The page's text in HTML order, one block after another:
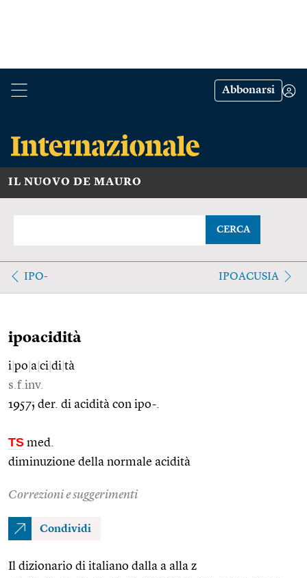
Abbonarsi
IL NUOVO DE MAURO
CERCA
IPO- IPOACUSIA
ipoacidità
i po a ci di tà
s.f.inv.
1957; der. di acidità con ipo-.
TS med.
diminuzione della normale acidità
Correzioni e suggerimenti
Condividi
Il dizionario di italiano dalla a alla z